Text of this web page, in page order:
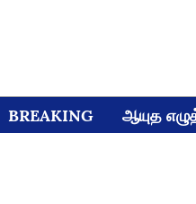
BREAKING ஆயுத